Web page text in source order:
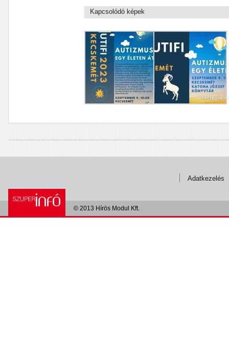
Kapcsolódó képek
Adatkezelés
© 2013 Hírös Modul Kft.